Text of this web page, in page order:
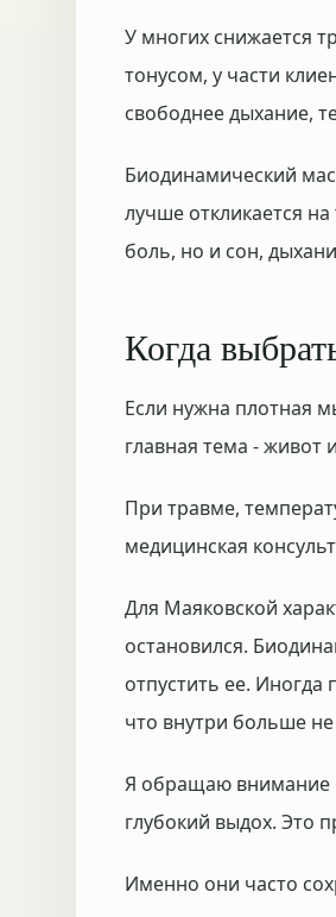
У многих снижается
тонусом, у части
свободнее дыхание,
Биодинамический
лучше откликается
боль, но и сон,
Когда
Если нужна плотная
главная тема - живот
При травме,
медицинская
Для Маяковской
остановился.
отпустить ее.
что внутри больше
Я обращаю внимание
глубокий выдох. Это
Именно они часто